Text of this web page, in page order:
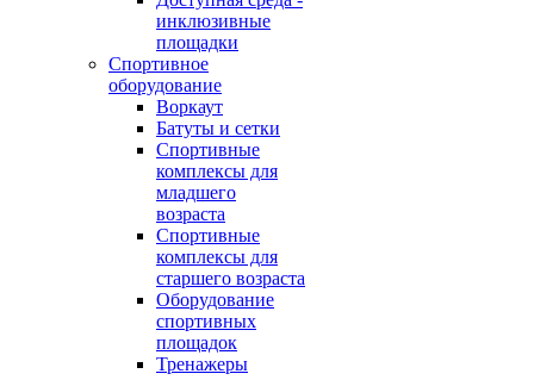
инклюзивные
площадки
Спортивное
оборудование
Воркаут
Батуты и сетки
Спортивные
комплексы для
младшего
возраста
Спортивные
комплексы для
старшего возраста
Оборудование
спортивных
площадок
Тренажеры